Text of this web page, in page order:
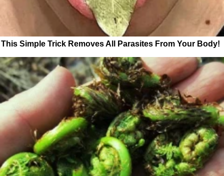
This Simple Trick Removes All Parasites From Your Body!